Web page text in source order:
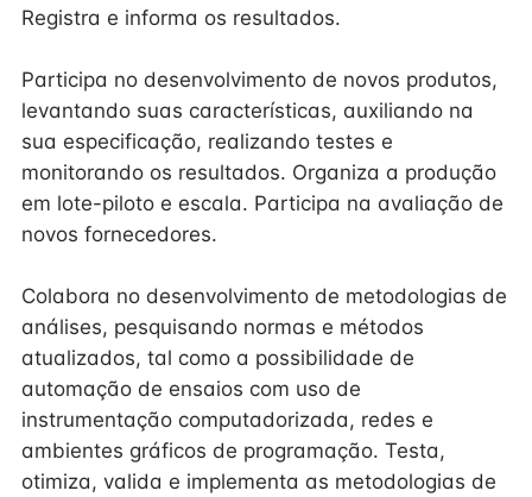
Registra e informa os resultados.
Participa no desenvolvimento de novos produtos,
levantando suas características, auxiliando na
sua especificação, realizando testes e
monitorando os resultados. Organiza a produção
em lote-piloto e escala. Participa na avaliação de
novos fornecedores.
Colabora no desenvolvimento de metodologias de
análises, pesquisando normas e métodos
atualizados, tal como a possibilidade de
automação de ensaios com uso de
instrumentação computadorizada, redes e
ambientes gráficos de programação. Testa,
otimiza, valida e implementa as metodologias de